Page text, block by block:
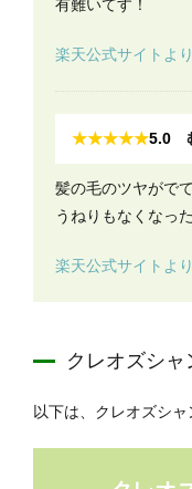
有難いてす！
楽天公式サイトよ
★★★★★5.0
髪の毛のツヤがで
うねりもなくなっ
楽天公式サイトよ
クレオズシャ
以下は、クレオズシャ